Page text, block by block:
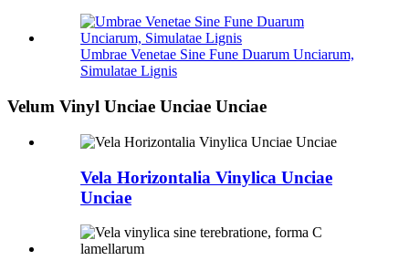
Umbrae Venetae Sine Fune Duarum Unciarum,
Simulatae Lignis
Velum Vinyl Unciae Unciae Unciae
Vela Horizontalia Vinylica Unciae
Unciae